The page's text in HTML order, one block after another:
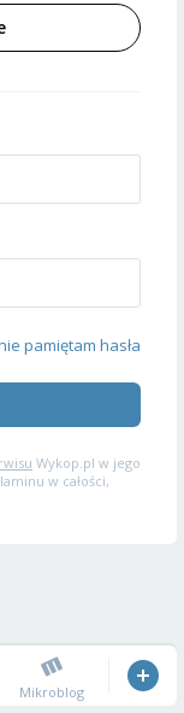
pamiętam hasła
Wykop.pl w jego
w całości,
Mikroblog